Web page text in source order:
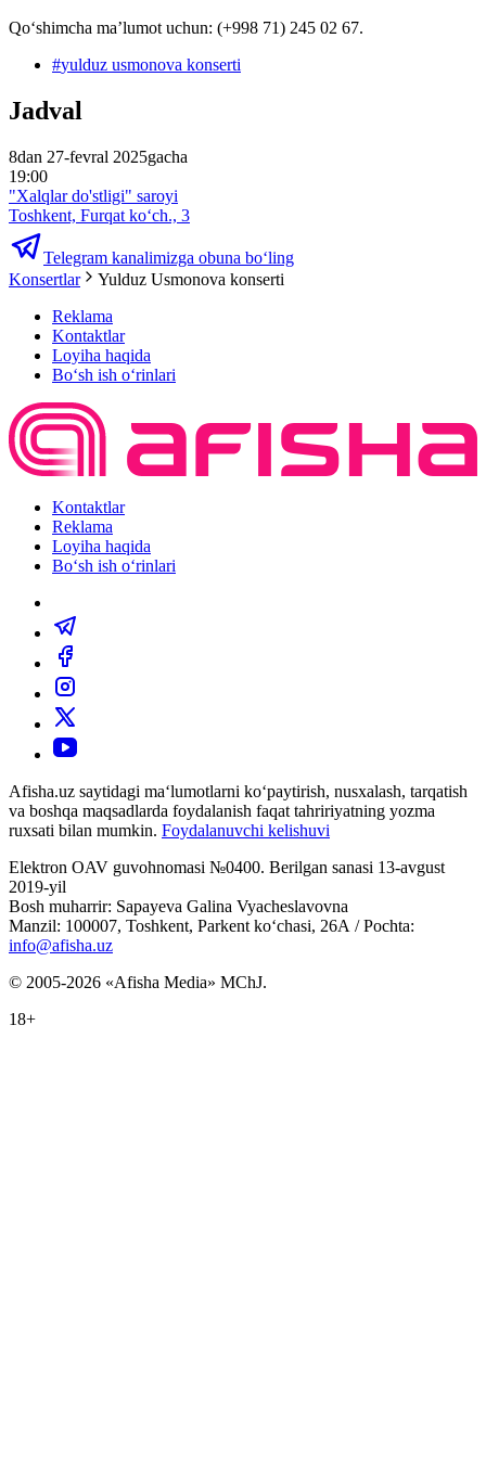
Qoʻshimcha ma’lumot uchun: (+998 71) 245 02 67.
#yulduz usmonova konserti
Jadval
8dan 27-fevral 2025gacha
19:00
"Xalqlar do'stligi" saroyi
Toshkent, Furqat ko‘ch., 3
Telegram kanalimizga obuna bo‘ling
Konsertlar
Yulduz Usmonova konserti
Reklama
Kontaktlar
Loyiha haqida
Bo‘sh ish o‘rinlari
Kontaktlar
Reklama
Loyiha haqida
Bo‘sh ish o‘rinlari
Afisha.uz saytidagi ma‘lumotlarni ko‘paytirish, nusxalash, tarqatish
va boshqa maqsadlarda foydalanish faqat tahririyatning yozma
ruxsati bilan mumkin. Foydalanuvchi kelishuvi
Elektron OAV guvohnomasi №0400. Berilgan sanasi 13-avgust
2019-yil
Bosh muharrir: Sapayeva Galina Vyacheslavovna
Manzil: 100007, Toshkent, Parkent ko‘chasi, 26А / Pochta:
info@afisha.uz
© 2005-2026 «Afisha Media» MChJ.
18+